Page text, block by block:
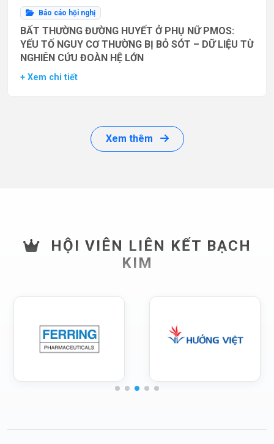
Báo cáo hội nghị
BẤT THƯỜNG ĐƯỜNG HUYẾT Ở PHỤ NỮ PMOS:
YẾU TỐ NGUY CƠ THƯỜNG BỊ BỎ SÓT – DỮ LIỆU TỪ
NGHIÊN CỨU ĐOÀN HỆ LỚN
+ Xem chi tiết
Xem thêm
HỘI VIÊN LIÊN KẾT BẠCH
KIM